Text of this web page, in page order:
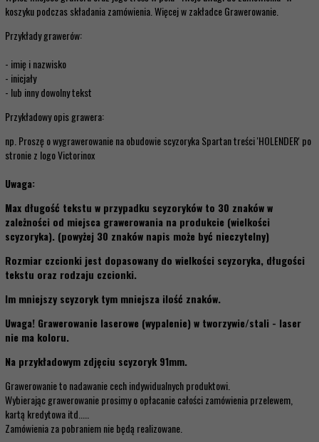
koszyku podczas składania zamówienia. Więcej w zakładce Grawerowanie.
Przykłady grawerów:
- imię i nazwisko
- inicjały
- lub inny dowolny tekst
Przykładowy opis grawera:
np. Proszę o wygrawerowanie na obudowie scyzoryka Spartan treści 'HOLENDER' po
stronie z logo Victorinox
Uwaga:
Max długość tekstu w przypadku scyzoryków to 30 znaków w
zależności od miejsca grawerowania na produkcie (wielkości
scyzoryka). (powyżej 30 znaków napis może być nieczytelny)
Rozmiar czcionki jest dopasowany do wielkości scyzoryka, długości
tekstu oraz rodzaju czcionki.
Im mniejszy scyzoryk tym mniejsza ilość znaków.
Uwaga! Grawerowanie laserowe (wypalenie) w tworzywie/stali - laser
nie ma koloru.
Na przykładowym zdjęciu scyzoryk 91mm.
Grawerowanie to nadawanie cech indywidualnych produktowi.
Wybierając grawerowanie prosimy o opłacanie całości zamówienia przelewem,
kartą kredytowa itd.....
Zamówienia za pobraniem nie będą realizowane.